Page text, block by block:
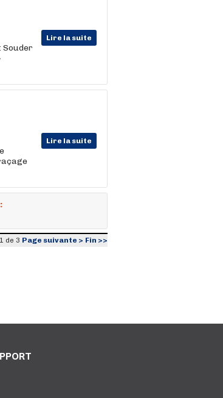
Lire la suite
: Souder
Lire la suite
de 3 Page suivante > Fin >>